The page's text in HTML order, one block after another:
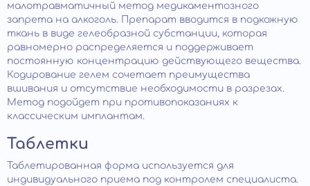
малотравматичный метод медикаментозного
запрета на алкоголь. Препарат вводится в подкожную
ткань в виде гелеобразной субстанции, которая
равномерно распределяется и поддерживает
постоянную концентрацию действующего вещества.
Кодирование гелем сочетает преимущества
вшивания и отсутствие необходимости в разрезах.
Метод подойдет при противопоказаниях к
классическим имплантам.
Таблетки
Таблетированная форма используется для
индивидуального приема под контролем специалиста.